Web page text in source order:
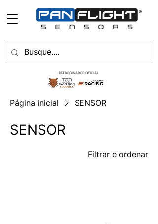
PATROCINADOR OFICIAL
Página inicial SENSOR
SENSOR
Filtrar e ordenar